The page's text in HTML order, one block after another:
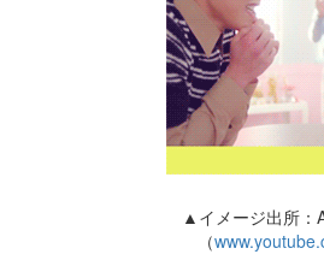
▲イメージ出所：
（